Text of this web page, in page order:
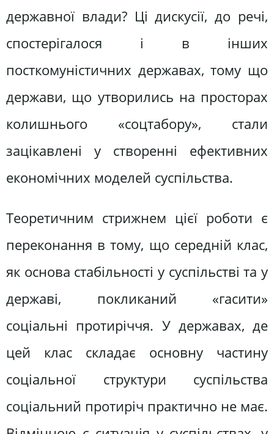
державної влади? Ці дискусії, до речі,
спостерігалося і в інших
посткомуністичних державах, тому що
держави, що утворились на просторах
колишнього «соцтабору», стали
зацікавлені у створенні ефективних
економічних моделей суспільства.
Теоретичним стрижнем цієї роботи є
переконання в тому, що середній клас,
як основа стабільності у суспільстві та у
державі, покликаний «гасити»
соціальні протиріччя. У державах, де
цей клас складає основну частину
соціальної структури суспільства
соціальний протиріч практично не має.